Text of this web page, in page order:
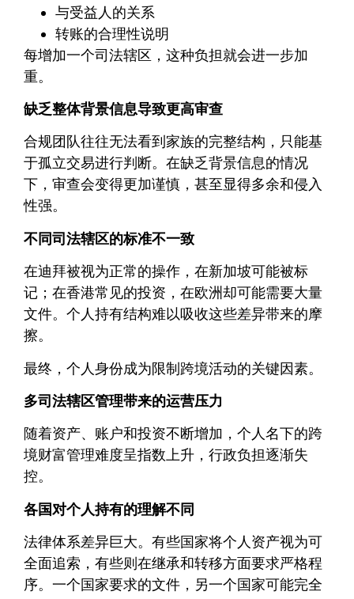
与受益人的关系
转账的合理性说明
每增加一个司法辖区，这种负担就会进一步加
重。
缺乏整体背景信息导致更高审查
合规团队往往无法看到家族的完整结构，只能基
于孤立交易进行判断。在缺乏背景信息的情况
下，审查会变得更加谨慎，甚至显得多余和侵入
性强。
不同司法辖区的标准不一致
在迪拜被视为正常的操作，在新加坡可能被标
记；在香港常见的投资，在欧洲却可能需要大量
文件。个人持有结构难以吸收这些差异带来的摩
擦。
最终，个人身份成为限制跨境活动的关键因素。
多司法辖区管理带来的运营压力
随着资产、账户和投资不断增加，个人名下的跨
境财富管理难度呈指数上升，行政负担逐渐失
控。
各国对个人持有的理解不同
法律体系差异巨大。有些国家将个人资产视为可
全面追索，有些则在继承和转移方面要求严格程
序。一个国家要求的文件，另一个国家可能完全